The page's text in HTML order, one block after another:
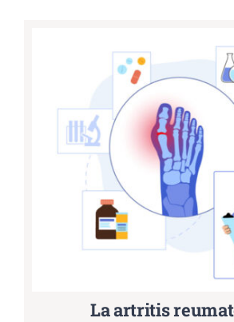
La artritis